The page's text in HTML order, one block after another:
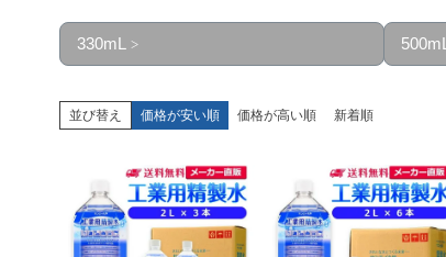
330mL 500mL
並び替え 価格が安い順 価格が高い順 新着順